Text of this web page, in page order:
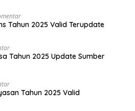
Tahun 2025 Valid Terupdate
Tahun 2025 Update Sumber
Tahun 2025 Valid